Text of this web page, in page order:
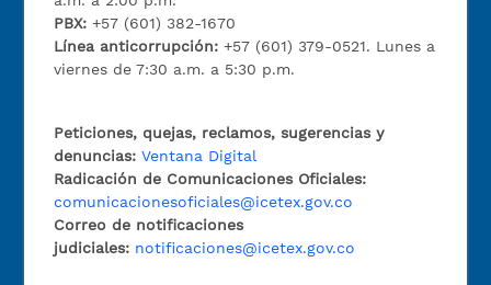
PBX:+57 (601) 382-1670
Línea anticorrupción:+57 (601) 379-0521. Lunes a
viernes de 7:30 a.m. a 5:30 p.m.
Peticiones, quejas, reclamos, sugerencias y
denuncias: Ventana Digital
Radicación de Comunicaciones Oficiales:
comunicacionesoficiales@icetex.gov.co
Correo de notificaciones
judiciales: notificaciones@icetex.gov.co